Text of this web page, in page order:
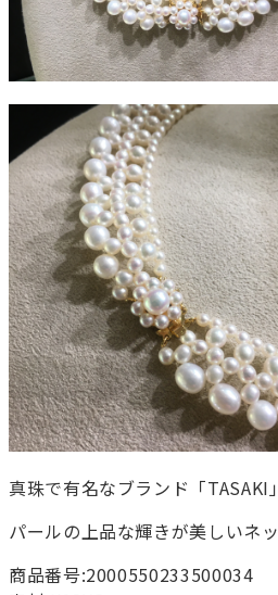
真珠で有名なブランド「TASAKI
パールの上品な輝きが美しいネッ
商品番号:2000550233500034